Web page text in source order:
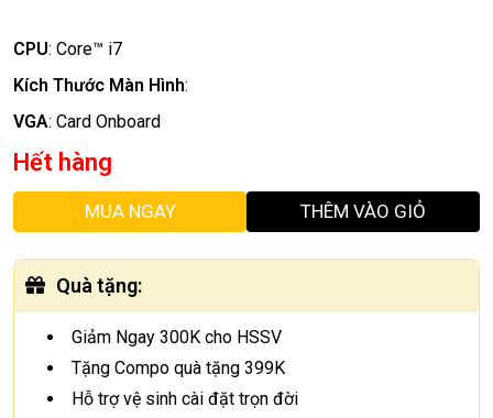
CPU: Core™ i7
Kích Thước Màn Hình:
VGA: Card Onboard
Hết hàng
MUA NGAY THÊM VÀO GIỎ
Quà tặng:
Giảm Ngay 300K cho HSSV
Tặng Compo quà tặng 399K
Hỗ trợ vệ sinh cài đặt trọn đời